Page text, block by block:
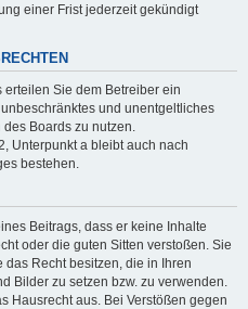
einer Frist jederzeit gekündigt
erteilen Sie dem Betreiber ein
und unentgeltliches
des Boards zu nutzen.
Unterpunkt a bleibt auch nach
bestehen.
Beitrags, dass er keine Inhalte
oder die guten Sitten verstoßen. Sie
Recht besitzen, die in Ihren
Bilder zu setzen bzw. zu verwenden.
Hausrecht aus. Bei Verstößen gegen